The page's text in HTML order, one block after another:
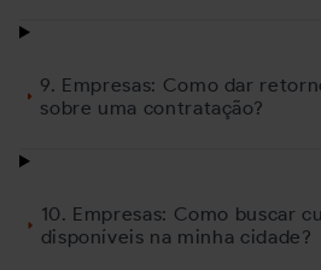
9. Empresas: Como dar
sobre uma contratação?
10. Empresas: Como buscar
disponíveis na minha cidade?